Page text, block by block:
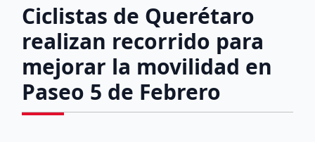
Ciclistas de Querétaro
realizan recorrido para
mejorar la movilidad en
Paseo 5 de Febrero